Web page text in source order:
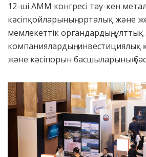
12-ші АММ конгресі тау-кен
кәсіпқойларының, орталық және
мемлекеттік органдардың,
компаниялардың, инвестициялық
және кәсіпорын басшыларының